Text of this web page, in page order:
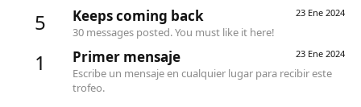
5 23 Ene 2024
Keeps coming back
30 messages posted. You must like it here!
1 23 Ene 2024
Primer mensaje
Escribe un mensaje en cualquier lugar para recibir este
trofeo.